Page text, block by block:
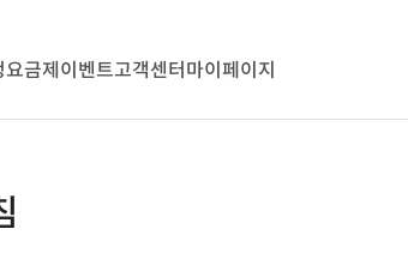
요금제 이벤트고객센터마이페이지